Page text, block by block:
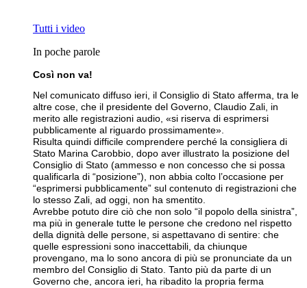
Tutti i video
In poche parole
Così non va!
Nel comunicato diffuso ieri, il Consiglio di Stato afferma, tra le
altre cose, che il presidente del Governo, Claudio Zali, in
merito alle registrazioni audio, «si riserva di esprimersi
pubblicamente al riguardo prossimamente».
Risulta quindi difficile comprendere perché la consigliera di
Stato Marina Carobbio, dopo aver illustrato la posizione del
Consiglio di Stato (ammesso e non concesso che si possa
qualificarla di “posizione”), non abbia colto l’occasione per
“esprimersi pubblicamente” sul contenuto di registrazioni che
lo stesso Zali, ad oggi, non ha smentito.
Avrebbe potuto dire ciò che non solo “il popolo della sinistra”,
ma più in generale tutte le persone che credono nel rispetto
della dignità delle persone, si aspettavano di sentire: che
quelle espressioni sono inaccettabili, da chiunque
provengano, ma lo sono ancora di più se pronunciate da un
membro del Consiglio di Stato. Tanto più da parte di un
Governo che, ancora ieri, ha ribadito la propria ferma